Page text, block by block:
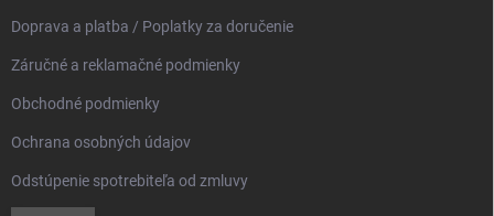
Doprava a platba / Poplatky za doručenie
Záručné a reklamačné podmienky
Obchodné podmienky
Ochrana osobných údajov
Odstúpenie spotrebiteľa od zmluvy